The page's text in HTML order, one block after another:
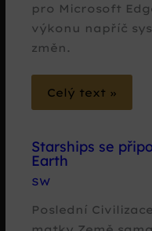
pro Microsoft
výkonu napříč
změn.
Celý text »
Starships se
Earth
SW
Poslední